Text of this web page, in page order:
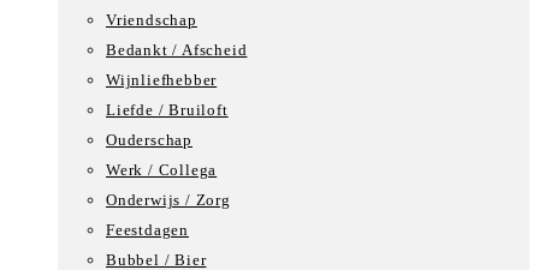
Vriendschap
Bedankt / Afscheid
Wijnliefhebber
Liefde / Bruiloft
Ouderschap
Werk / Collega
Onderwijs / Zorg
Feestdagen
Bubbel / Bier